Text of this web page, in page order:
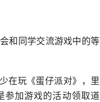
和同学交流游戏中的等
在玩《蛋仔派对》，里
参加游戏的活动领取道